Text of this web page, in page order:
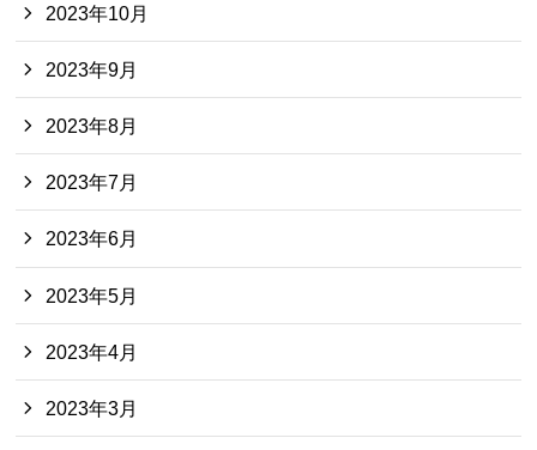
2023年10月
2023年9月
2023年8月
2023年7月
2023年6月
2023年5月
2023年4月
2023年3月